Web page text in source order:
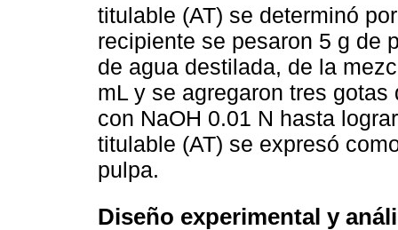
titulable (AT) se determinó
recipiente se pesaron 5 g de
de agua destilada, de la
mL y se agregaron tres
con NaOH 0.01 N hasta
titulable (AT) se expresó
pulpa.
Diseño experimental y